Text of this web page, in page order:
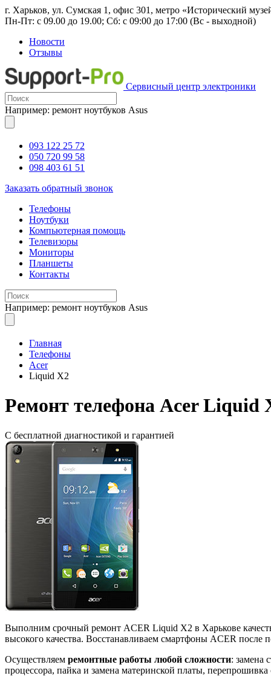
г. Харьков, ул. Сумская 1, офис 301, метро «Исторический
Пн-Пт: с 09.00 до 19.00; Сб: с 09:00 до 17:00 (Вс - выходной)
Новости
Отзывы
Сервисный центр электроники
Например: ремонт ноутбуков Asus
093 122 25 72
050 720 99 58
098 403 61 51
Заказать обратный звонок
Телефоны
Ноутбуки
Компьютерная помощь
Телевизоры
Мониторы
Планшеты
Контакты
Например: ремонт ноутбуков Asus
Главная
Телефоны
Acer
Liquid X2
Ремонт телефона Acer Liquid
С бесплатной диагностикой и гарантией
Выполним срочный ремонт ACER Liquid X2 в Харькове
высокого качества. Восстанавливаем смартфоны ACER после
Осуществляем ремонтные работы любой сложности: замена
процессора, пайка и замена материнской платы,